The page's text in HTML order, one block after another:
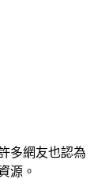
多網友也認
源。